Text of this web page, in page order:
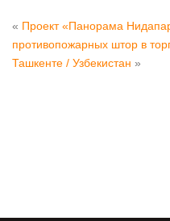
« Проект «Панорама
противопожарных штор в
Ташкенте / Узбекистан »